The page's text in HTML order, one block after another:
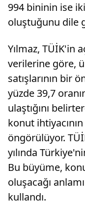
994 bininin ise
oluştuğunu dile
Yılmaz, TÜİK'in
verilerine göre,
satışlarının bir
yüzde 39,7
ulaştığını
konut
öngörülüyor.
yılında
Bu büyüme,
oluşacağı
kullandı.